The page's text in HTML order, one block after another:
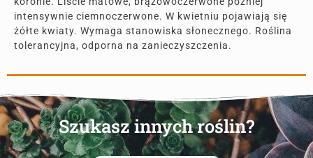
intensywnie ciemnoczerwone. W kwietniu pojawiają się
żółte kwiaty. Wymaga stanowiska słonecznego. Roślina
tolerancyjna, odporna na zanieczyszczenia.
Szukasz innych roślin?